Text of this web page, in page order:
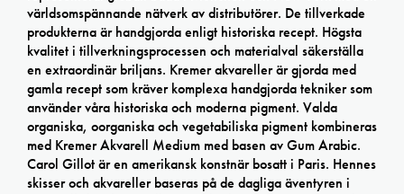
världsomspännande nätverk av distributörer. De tillverkade
produkterna är handgjorda enligt historiska recept. Högsta
kvalitet i tillverkningsprocessen och materialval säkerställa
en extraordinär briljans. Kremer akvareller är gjorda med
gamla recept som kräver komplexa handgjorda tekniker som
använder våra historiska och moderna pigment. Valda
organiska, oorganiska och vegetabiliska pigment kombineras
med Kremer Akvarell Medium med basen av Gum Arabic.
Carol Gillot är en amerikansk konstnär bosatt i Paris. Hennes
skisser och akvareller baseras på de dagliga äventyren i